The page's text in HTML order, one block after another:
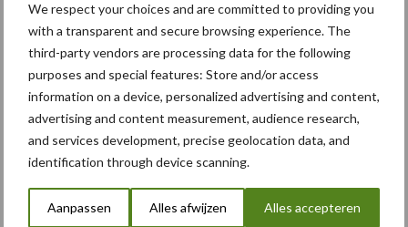
We respect your choices and are committed to providing you
with a transparent and secure browsing experience. The
third-party vendors are processing data for the following
purposes and special features: Store and/or access
information on a device, personalized advertising and content,
advertising and content measurement, audience research,
and services development, precise geolocation data, and
identification through device scanning.
Aanpassen Alles afwijzen Alles accepteren
Naast de vernieuwingen blijven diverse kenmerken van eerdere
generaties behouden. Volgens Dewulf zorgen het frontale
rooiconcept, de 90 centimeter brede rupsen en het centrale
achterwiel voor een lage bodemdruk en stabiele prestaties onder
van de zeefweg behouden, wat de kans op verstoppingen moet
beperken.
Daarnaast kunnen verschillende rooikits worden toegepast.
Daardoor is de machine volgens de fabrikant geschikt voor